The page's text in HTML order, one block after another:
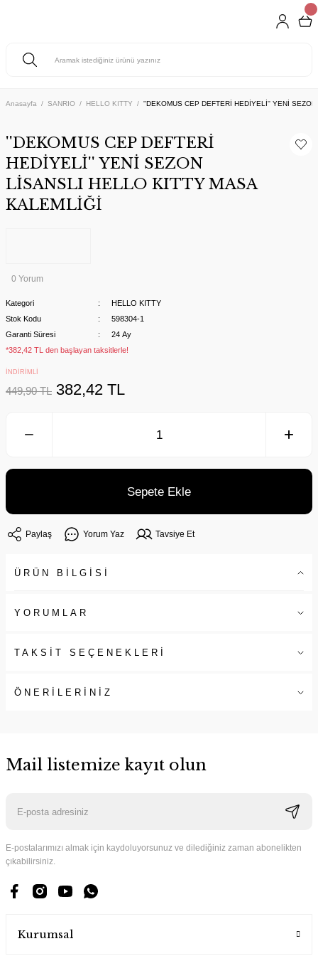
Anasayfa SANRIO HELLO KITTY ''DEKOMUS CEP DEFTERİ HEDİYELİ'' YENİ
''DEKOMUS CEP DEFTERİ
HEDİYELİ'' YENİ SEZON
LİSANSLI HELLO KITTY MASA
KALEMLİĞİ
0 Yorum
Kategori
HELLO KITTY
Stok Kodu
598304-1
Garanti Süresi
24 Ay
*382,42 TL den başlayan taksitlerle!
İNDİRİMLİ
449,90 TL 382,42 TL
Sepete Ekle
Paylaş Yorum Yaz Tavsiye Et
ÜRÜN BİLGİSİ
YORUMLAR
TAKSİT SEÇENEKLERİ
ÖNERİLERİNİZ
Mail listemize kayıt olun
E-postalarımızı almak için kaydoluyorsunuz ve dilediğiniz zaman abonelikten
çıkabilirsiniz.
Kurumsal